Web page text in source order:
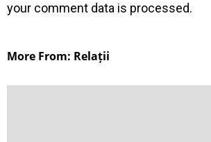
your comment data is processed.
More From: Relații